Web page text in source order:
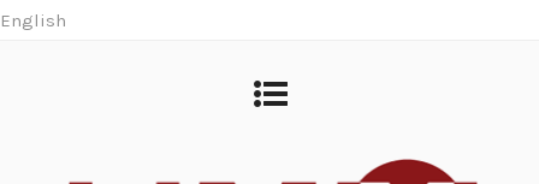
English